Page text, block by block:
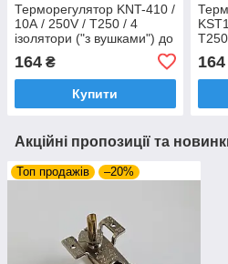
Терморегулятор KNT-410 /
10А / 250V / T250 / 4
ізолятори ("з вушками") до
164 ₴
Купити
164
Акційні пропозиції та
Топ продажів –20%